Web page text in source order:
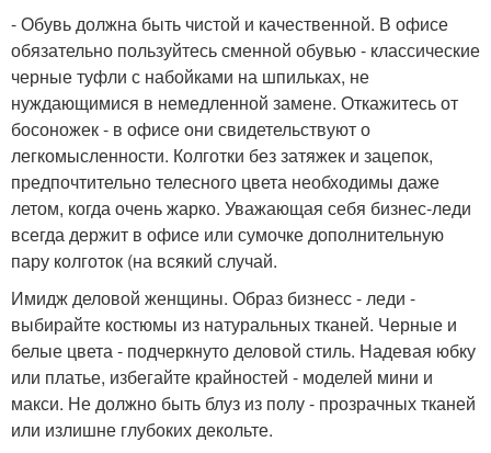
- Обувь должна быть чистой и качественной. В офисе
обязательно пользуйтесь сменной обувью - классические
черные туфли с набойками на шпильках, не
нуждающимися в немедленной замене. Откажитесь от
босоножек - в офисе они свидетельствуют о
легкомысленности. Колготки без затяжек и зацепок,
предпочтительно телесного цвета необходимы даже
летом, когда очень жарко. Уважающая себя бизнес-леди
всегда держит в офисе или сумочке дополнительную
пару колготок (на всякий случай.
Имидж деловой женщины. Образ бизнесс - леди -
выбирайте костюмы из натуральных тканей. Черные и
белые цвета - подчеркнуто деловой стиль. Надевая юбку
или платье, избегайте крайностей - моделей мини и
макси. Не должно быть блуз из полу - прозрачных тканей
или излишне глубоких декольте.